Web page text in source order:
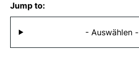
Jump to:
- Auswählen -